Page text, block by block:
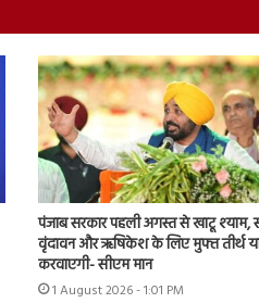
पंजाब सरकार पहली अगस्त से खाटू श्याम,
वृंदावन और ऋषिकेश के लिए मुफ्त तीर्थ
करवाएगी- सीएम मान
1 August 2026 - 1:01 PM